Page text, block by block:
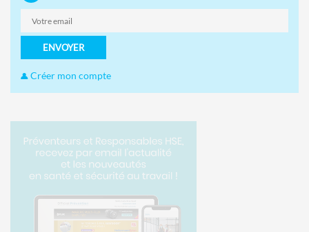
ENVOYER
Créer mon compte